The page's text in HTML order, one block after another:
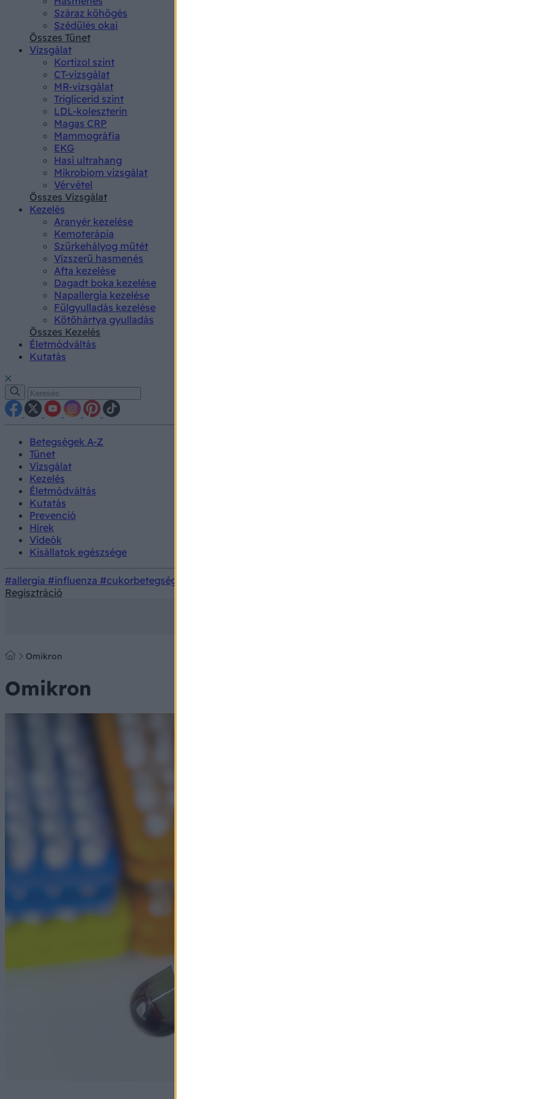
Száraz köhögés
Szédülés okai
Összes Tünet
Vizsgálat
Kortizol szint
CT-vizsgálat
MR-vizsgálat
Triglicerid szint
LDL-koleszterin
Magas CRP
Mammográfia
EKG
Hasi ultrahang
Mikrobiom vizsgálat
Vérvétel
Összes Vizsgálat
Kezelés
Aranyér kezelése
Kemoterápia
Szürkehályog műtét
Vízszerű hasmenés
Afta kezelése
Dagadt boka kezelése
Napallergia kezelése
Fülgyulladás kezelése
Kötőhártya gyulladás
Összes Kezelés
Életmódváltás
Kutatás
Betegségek A-Z
Tünet
Vizsgálat
Kezelés
Életmódváltás
Kutatás
Prevenció
Hírek
Videók
Kisállatok egészsége
#allergia #influenza #cukorbetegség
Regisztráció
Omikron
Omikron